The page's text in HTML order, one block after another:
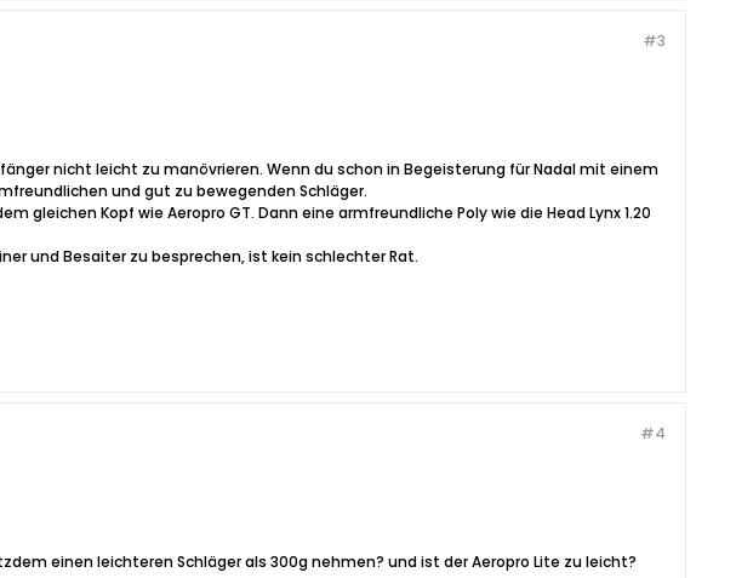
#3
nicht leicht zu manövrieren. Wenn du schon in Begeisterung für Nadal mit einem
und gut zu bewegenden Schläger.
gleichen Kopf wie Aeropro GT. Dann eine armfreundliche Poly wie die Head Lynx 1.20
und Besaiter zu besprechen, ist kein schlechter Rat.
#4
einen leichteren Schläger als 300g nehmen? und ist der Aeropro Lite zu leicht?